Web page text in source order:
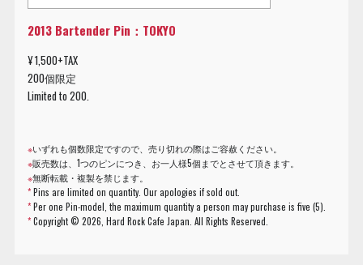
2013 Bartender Pin：TOKYO
¥ 1,500+TAX
200個限定
Limited to 200.
※いずれも個数限定ですので、売り切れの際はご容赦ください。
※販売数は、1つのピンにつき、お一人様5個までとさせて頂きます。
※無断転載・複製を禁じます。
*Pins are limited on quantity. Our apologies if sold out.
*Per one Pin-model, the maximum quantity a person may purchase is five (5).
*Copyright ©2026, Hard Rock Cafe Japan. All Rights Reserved.